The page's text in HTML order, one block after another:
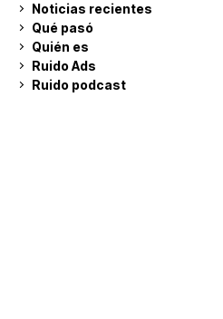
Noticias recientes
Qué pasó
Quién es
Ruido Ads
Ruido podcast